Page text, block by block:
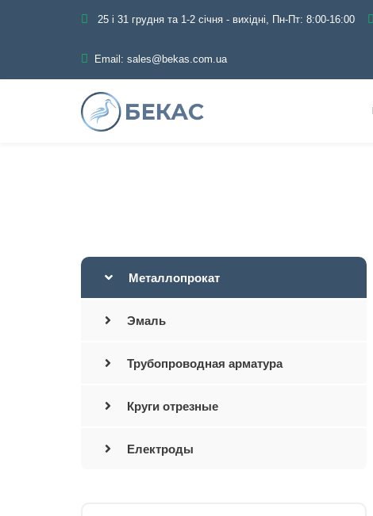
25 і 31 грудня та 1-2 січня - вихідні, Пн-Пт: 8:00-16:00
Email: sales@bekas.com.ua
Металлопрокат
Эмаль
Трубопроводная арматура
Круги отрезные
Електроды